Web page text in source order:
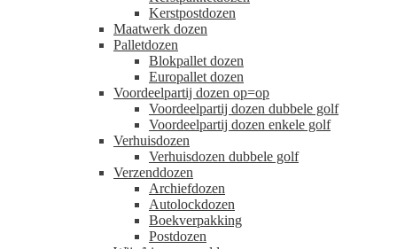
Kerstpostdozen
Maatwerk dozen
Palletdozen
Blokpallet dozen
Europallet dozen
Voordeelpartij dozen op=op
Voordeelpartij dozen dubbele golf
Voordeelpartij dozen enkele golf
Verhuisdozen
Verhuisdozen dubbele golf
Verzenddozen
Archiefdozen
Autolockdozen
Boekverpakking
Postdozen